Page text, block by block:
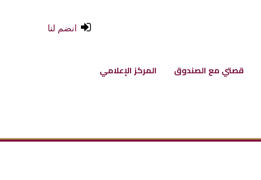
قصتي مع الصندوق المركز الإعلامي
انضم لنا